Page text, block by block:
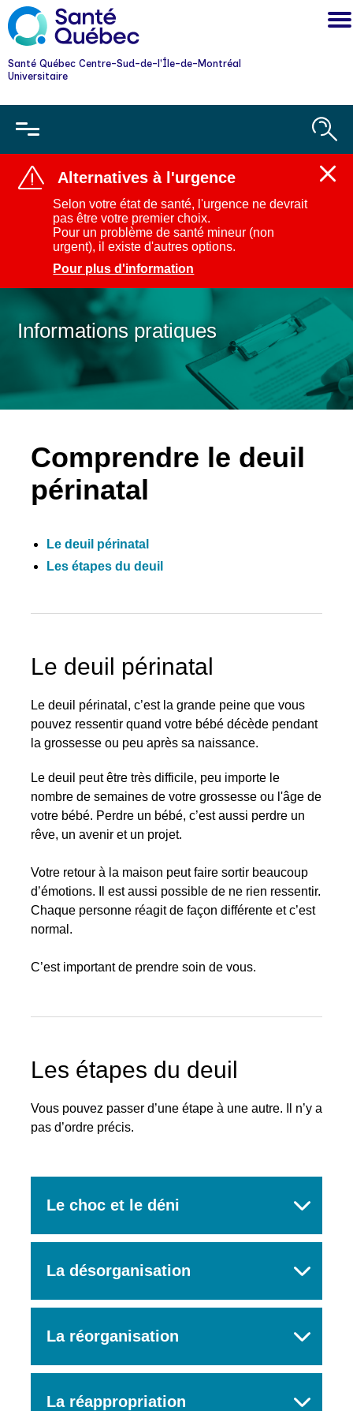
Santé Québec Centre-Sud-de-l'Île-de-Montréal
Universitaire
Alternatives à l'urgence
Selon votre état de santé, l'urgence ne devrait
pas être votre premier choix.
Pour un problème de santé mineur (non
urgent), il existe d'autres options.
Pour plus d'information
Informations pratiques
Comprendre le deuil
périnatal
Le deuil périnatal
Les étapes du deuil
Le deuil périnatal
Le deuil périnatal, c’est la grande peine que vous
pouvez ressentir quand votre bébé décède pendant
la grossesse ou peu après sa naissance.
Le deuil peut être très difficile, peu importe le
nombre de semaines de votre grossesse ou l'âge de
votre bébé. Perdre un bébé, c’est aussi perdre un
rêve, un avenir et un projet.
Votre retour à la maison peut faire sortir beaucoup
d’émotions. Il est aussi possible de ne rien ressentir.
Chaque personne réagit de façon différente et c’est
normal.
C’est important de prendre soin de vous.
Les étapes du deuil
Vous pouvez passer d’une étape à une autre. Il n’y a
pas d’ordre précis.
Le choc et le déni
La désorganisation
La réorganisation
La réappropriation